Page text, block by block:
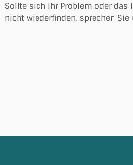
Sollte sich Ihr Problem oder das
nicht wiederfinden, sprechen Sie